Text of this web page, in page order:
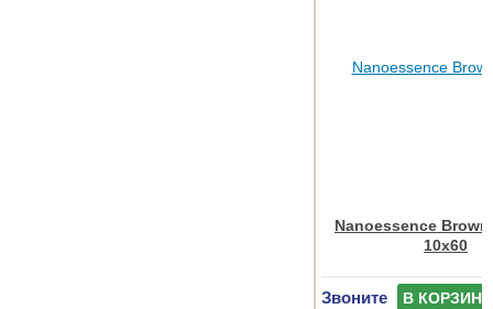
Nanoessence
10x60
Звоните В КОРЗИНУ